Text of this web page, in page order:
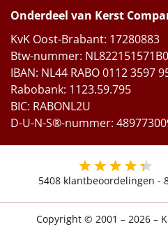
Onderdeel van Kerst
KvK Oost-Brabant: 17280883
Btw-nummer:
IBAN: NL44 RABO 0112 3597
Rabobank: 1123.59.795
BIC: RABONL2U
D-U-N-S®-nummer:
5408 klantbeoordelingen -
Copyright © 2001 – 2026 –